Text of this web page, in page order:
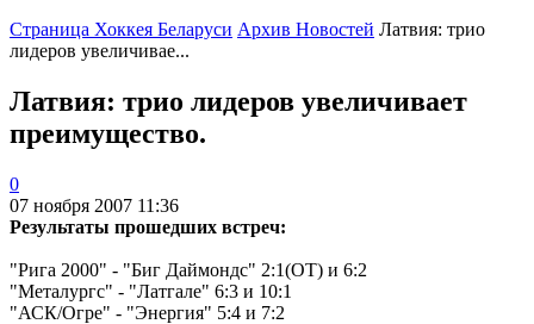
Страница Хоккея Беларуси Архив Новостей Латвия: трио
лидеров увеличивае...
Латвия: трио лидеров увеличивает
преимущество.
0
07 ноября 2007 11:36
Результаты прошедших встреч:
"Рига 2000" - "Биг Даймондс" 2:1(ОТ) и 6:2
"Металургс" - "Латгале" 6:3 и 10:1
"АСК/Огре" - "Энергия" 5:4 и 7:2